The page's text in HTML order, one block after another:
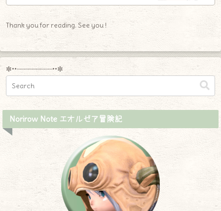
Thank you for reading. See you !
✼••┈┈┈┈┈┈┈┈┈••✼
Norirow Note エオルゼア冒険記